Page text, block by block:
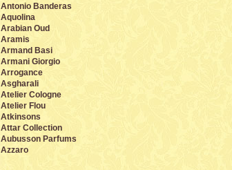
Antonio Banderas
Aquolina
Arabian Oud
Aramis
Armand Basi
Armani Giorgio
Arrogance
Asgharali
Atelier Cologne
Atelier Flou
Atkinsons
Attar Collection
Aubusson Parfums
Azzaro